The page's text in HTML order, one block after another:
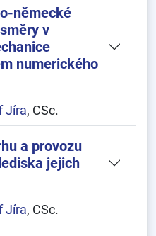
německé
v
numerického
Jíra, CSc.
a provozu
jejich
Jíra, CSc.